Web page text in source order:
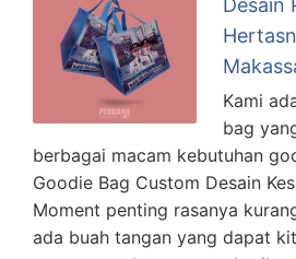
Kami
bag
berbagai macam kebutuhan
Goodie Bag Custom Desain
Moment penting rasanya
ada buah tangan yang dapat